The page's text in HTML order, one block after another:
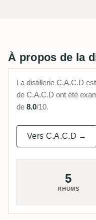
À propos de la
La distillerie C.A.C.D
de C.A.C.D ont été
de 8.0/10.
Vers C.A.C.D →
5
RHUMS